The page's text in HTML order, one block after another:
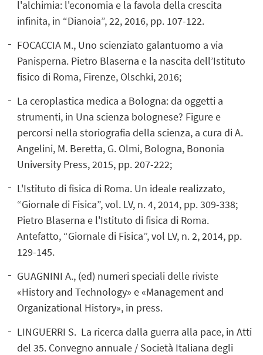
l'alchimia: l'economia e la favola della crescita
infinita, in “Dianoia”, 22, 2016, pp. 107-122.
FOCACCIA M., Uno scienziato galantuomo a via
Panisperna. Pietro Blaserna e la nascita dell’Istituto
fisico di Roma, Firenze, Olschki, 2016;
La ceroplastica medica a Bologna: da oggetti a
strumenti, in Una scienza bolognese? Figure e
percorsi nella storiografia della scienza, a cura di A.
Angelini, M. Beretta, G. Olmi, Bologna, Bononia
University Press, 2015, pp. 207-222;
L'Istituto di fisica di Roma. Un ideale realizzato,
“Giornale di Fisica”, vol. LV, n. 4, 2014, pp. 309-338;
Pietro Blaserna e l'Istituto di fisica di Roma.
Antefatto, “Giornale di Fisica”, vol LV, n. 2, 2014, pp.
129-145.
GUAGNINI A., (ed) numeri speciali delle riviste
«History and Technology» e «Management and
Organizational History», in press.
LINGUERRI S. La ricerca dalla guerra alla pace, in Atti
del 35. Convegno annuale / Società Italiana degli